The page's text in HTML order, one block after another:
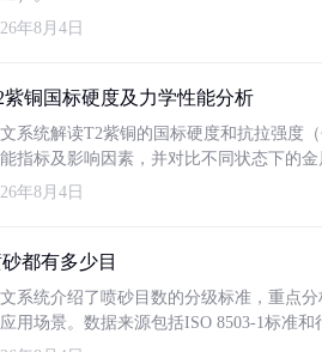
年8月4日
紫铜国标硬度及力学性能分析
系统解读T2紫铜的国标硬度和抗拉强度
指标及影响因素，并对比不同状态下的
年8月4日
都有多少目
系统介绍了喷砂目数的分级标准，重点
用场景。数据来源包括ISO 8503-1标准